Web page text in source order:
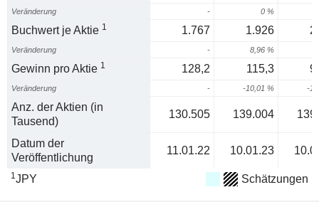
Veränderung - 0 %
Buchwert je Aktie 1 1.767 1.926
Veränderung - 8,96 %
Gewinn pro Aktie 1 128,2 115,3
Veränderung - -10,01 % -
Anz. der Aktien (in
Tausend)
130.505 139.004
Datum der
Veröffentlichung
11.01.22 10.01.23
1JPY Schätzungen